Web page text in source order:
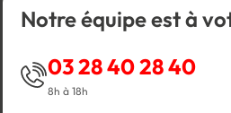
Notre équipe est à
03 28 40 28 40
8h à 18h